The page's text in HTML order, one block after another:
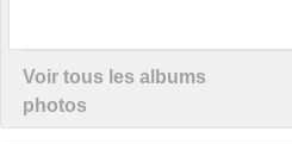
Voir tous les albums
photos